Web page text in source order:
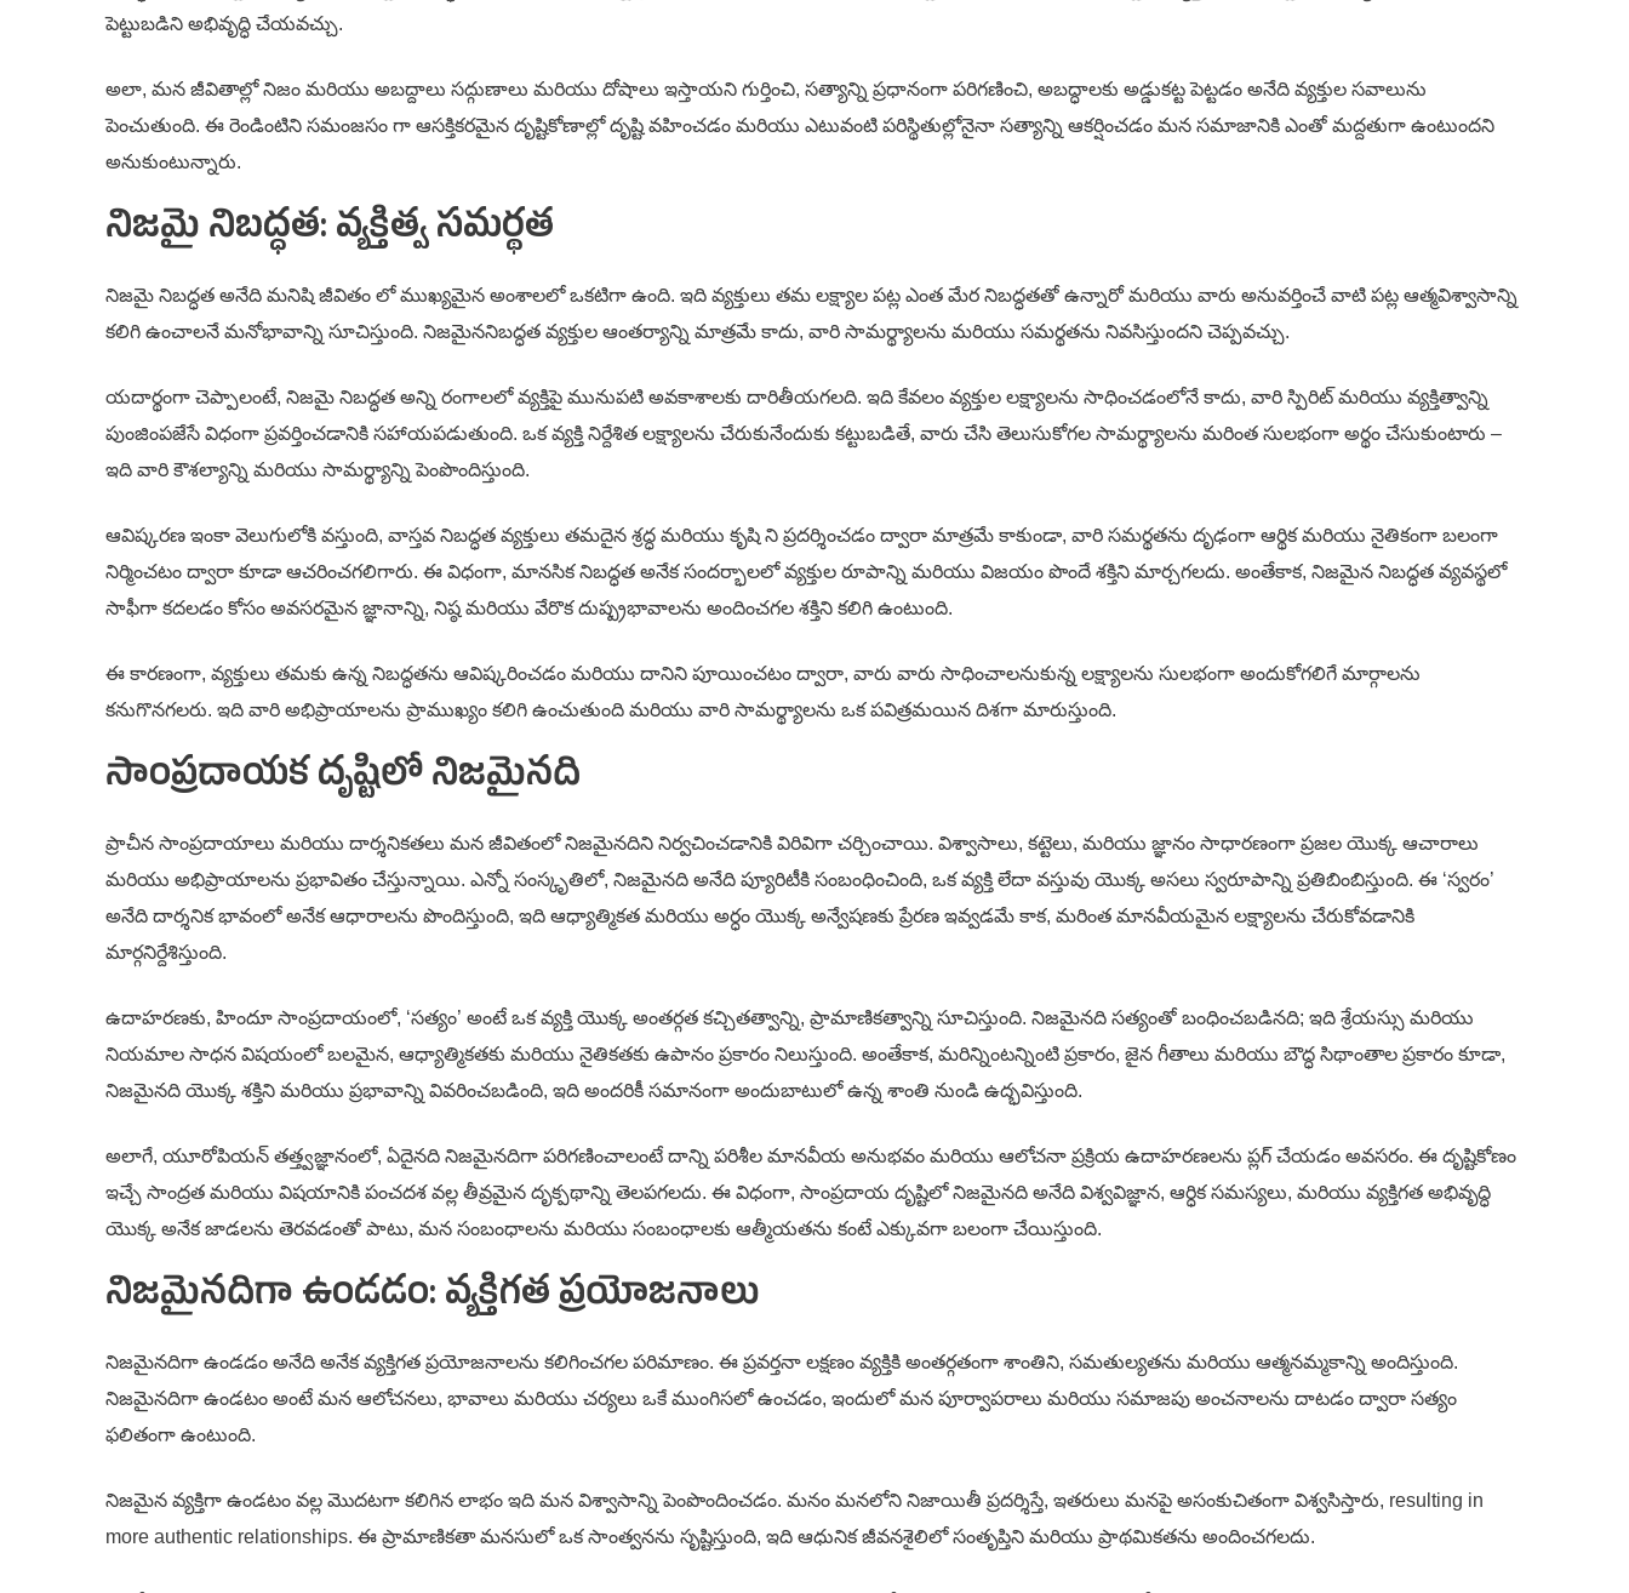
పెట్టుబడిని అభివృద్ధి చేయవచ్చు.
అలా, మన జీవితాల్లో నిజం మరియు అబద్దాలు సద్గుణాలు మరియు దోషాలు ఇస్తాయని గుర్తించి, సత్యాన్ని ప్రధానంగా పరిగణించి, అబద్ధాలకు అడ్డుకట్ట పెట్టడం అనేది వ్యక్తుల సవాలును
పెంచుతుంది. ఈ రెండింటిని సమంజసం గా ఆసక్తికరమైన దృష్టికోణాల్లో దృష్టి వహించడం మరియు ఎటువంటి పరిస్థితుల్లోనైనా సత్యాన్ని ఆకర్షించడం మన సమాజానికి ఎంతో మద్దతుగా ఉంటుందని
అనుకుంటున్నారు.
నిజమై నిబద్ధత: వ్యక్తిత్వ సమర్థత
నిజమై నిబద్ధత అనేది మనిషి జీవితం లో ముఖ్యమైన అంశాలలో ఒకటిగా ఉంది. ఇది వ్యక్తులు తమ లక్ష్యాల పట్ల ఎంత మేర నిబద్ధతతో ఉన్నారో మరియు వారు అనువర్తించే వాటి పట్ల ఆత్మవిశ్వాసాన్ని
కలిగి ఉంచాలనే మనోభావాన్ని సూచిస్తుంది. నిజమైననిబద్ధత వ్యక్తుల ఆంతర్యాన్ని మాత్రమే కాదు, వారి సామర్థ్యాలను మరియు సమర్థతను నివసిస్తుందని చెప్పవచ్చు.
యదార్థంగా చెప్పాలంటే, నిజమై నిబద్ధత అన్ని రంగాలలో వ్యక్తిపై మునుపటి అవకాశాలకు దారితీయగలది. ఇది కేవలం వ్యక్తుల లక్ష్యాలను సాధించడంలోనే కాదు, వారి స్పిరిట్ మరియు వ్యక్తిత్వాన్ని
పుంజింపజేసే విధంగా ప్రవర్తించడానికి సహాయపడుతుంది. ఒక వ్యక్తి నిర్దేశిత లక్ష్యాలను చేరుకునేందుకు కట్టుబడితే, వారు చేసి తెలుసుకోగల సామర్థ్యాలను మరింత సులభంగా అర్థం చేసుకుంటారు –
ఇది వారి కౌశల్యాన్ని మరియు సామర్థ్యాన్ని పెంపొందిస్తుంది.
ఆవిష్కరణ ఇంకా వెలుగులోకి వస్తుంది, వాస్తవ నిబద్ధత వ్యక్తులు తమదైన శ్రద్ధ మరియు కృషి ని ప్రదర్శించడం ద్వారా మాత్రమే కాకుండా, వారి సమర్థతను దృఢంగా ఆర్థిక మరియు నైతికంగా బలంగా
నిర్మించటం ద్వారా కూడా ఆచరించగలిగారు. ఈ విధంగా, మానసిక నిబద్ధత అనేక సందర్భాలలో వ్యక్తుల రూపాన్ని మరియు విజయం పొందే శక్తిని మార్చగలదు. అంతేకాక, నిజమైన నిబద్ధత వ్యవస్థలో
సాఫీగా కదలడం కోసం అవసరమైన జ్ఞానాన్ని, నిష్ఠ మరియు వేరొక దుష్ప్రభావాలను అందించగల శక్తిని కలిగి ఉంటుంది.
ఈ కారణంగా, వ్యక్తులు తమకు ఉన్న నిబద్ధతను ఆవిష్కరించడం మరియు దానిని పూయించటం ద్వారా, వారు వారు సాధించాలనుకున్న లక్ష్యాలను సులభంగా అందుకోగలిగే మార్గాలను
కనుగొనగలరు. ఇది వారి అభిప్రాయాలను ప్రాముఖ్యం కలిగి ఉంచుతుంది మరియు వారి సామర్థ్యాలను ఒక పవిత్రమయిన దిశగా మారుస్తుంది.
సాంప్రదాయక దృష్టిలో నిజమైనది
ప్రాచీన సాంప్రదాయాలు మరియు దార్శనికతలు మన జీవితంలో నిజమైనదిని నిర్వచించడానికి విరివిగా చర్చించాయి. విశ్వాసాలు, కట్టెలు, మరియు జ్ఞానం సాధారణంగా ప్రజల యొక్క ఆచారాలు
మరియు అభిప్రాయాలను ప్రభావితం చేస్తున్నాయి. ఎన్నో సంస్కృతిలో, నిజమైనది అనేది ప్యూరిటీకి సంబంధించింది, ఒక వ్యక్తి లేదా వస్తువు యొక్క అసలు స్వరూపాన్ని ప్రతిబింబిస్తుంది. ఈ ‘స్వరం’
అనేది దార్శనిక భావంలో అనేక ఆధారాలను పొందిస్తుంది, ఇది ఆధ్యాత్మికత మరియు అర్ధం యొక్క అన్వేషణకు ప్రేరణ ఇవ్వడమే కాక, మరింత మానవీయమైన లక్ష్యాలను చేరుకోవడానికి
మార్గనిర్దేశిస్తుంది.
ఉదాహరణకు, హిందూ సాంప్రదాయంలో, ‘సత్యం’ అంటే ఒక వ్యక్తి యొక్క అంతర్గత కచ్చితత్వాన్ని, ప్రామాణికత్వాన్ని సూచిస్తుంది. నిజమైనది సత్యంతో బంధించబడినది; ఇది శ్రేయస్సు మరియు
నియమాల సాధన విషయంలో బలమైన, ఆధ్యాత్మికతకు మరియు నైతికతకు ఉపానం ప్రకారం నిలుస్తుంది. అంతేకాక, మరిన్నింటన్నింటి ప్రకారం, జైన గీతాలు మరియు బౌద్ధ సిథాంతాల ప్రకారం కూడా,
నిజమైనది యొక్క శక్తిని మరియు ప్రభావాన్ని వివరించబడింది, ఇది అందరికీ సమానంగా అందుబాటులో ఉన్న శాంతి నుండి ఉద్భవిస్తుంది.
అలాగే, యూరోపియన్ తత్త్వజ్ఞానంలో, ఏదైనది నిజమైనదిగా పరిగణించాలంటే దాన్ని పరిశీల మానవీయ అనుభవం మరియు ఆలోచనా ప్రక్రియ ఉదాహరణలను ప్లగ్ చేయడం అవసరం. ఈ దృష్టికోణం
ఇచ్చే సాంద్రత మరియు విషయానికి పంచదశ వల్ల తీవ్రమైన దృక్పథాన్ని తెలపగలదు. ఈ విధంగా, సాంప్రదాయ దృష్టిలో నిజమైనది అనేది విశ్వవిజ్ఞాన, ఆర్ధిక సమస్యలు, మరియు వ్యక్తిగత అభివృద్ధి
యొక్క అనేక జాడలను తెరవడంతో పాటు, మన సంబంధాలను మరియు సంబంధాలకు ఆత్మీయతను కంటే ఎక్కువగా బలంగా చేయిస్తుంది.
నిజమైనదిగా ఉండడం: వ్యక్తిగత ప్రయోజనాలు
నిజమైనదిగా ఉండడం అనేది అనేక వ్యక్తిగత ప్రయోజనాలను కలిగించగల పరిమాణం. ఈ ప్రవర్తనా లక్షణం వ్యక్తికి అంతర్గతంగా శాంతిని, సమతుల్యతను మరియు ఆత్మనమ్మకాన్ని అందిస్తుంది.
నిజమైనదిగా ఉండటం అంటే మన ఆలోచనలు, భావాలు మరియు చర్యలు ఒకే ముంగిసలో ఉంచడం, ఇందులో మన పూర్వాపరాలు మరియు సమాజపు అంచనాలను దాటడం ద్వారా సత్యం
ఫలితంగా ఉంటుంది.
నిజమైన వ్యక్తిగా ఉండటం వల్ల మొదటగా కలిగిన లాభం ఇది మన విశ్వాసాన్ని పెంపొందించడం. మనం మనలోని నిజాయితీ ప్రదర్శిస్తే, ఇతరులు మనపై అసంకుచితంగా విశ్వసిస్తారు, resulting in
more authentic relationships. ఈ ప్రామాణికతా మనసులో ఒక సాంత్వనను సృష్టిస్తుంది, ఇది ఆధునిక జీవనశైలిలో సంతృప్తిని మరియు ప్రాథమికతను అందించగలదు.